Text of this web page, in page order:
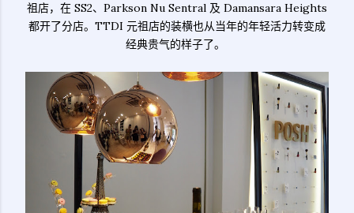
祖店，在 SS2、Parkson Nu Sentral 及 Damansara Heights
都开了分店。TTDI 元祖店的装横也从当年的年轻活力转变成
经典贵气的样子了。